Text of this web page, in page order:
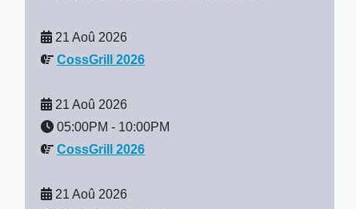
21 Aoû 2026
CossGrill 2026
21 Aoû 2026
05:00PM - 10:00PM
CossGrill 2026
21 Aoû 2026